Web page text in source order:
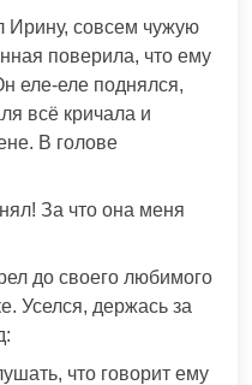
Ирину, совсем чужую
поверила, что ему
еле-еле поднялся,
всё кричала и
В голове
За что она меня
до своего любимого
Уселся, держась за
что говорит ему